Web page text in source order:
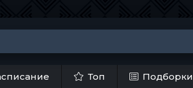
Топ Подборки